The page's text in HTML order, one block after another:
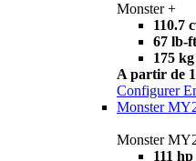
Monster +
110.7
67 lb-
175 kg
A partir de
Configurer
Monster
Monster
111 hp